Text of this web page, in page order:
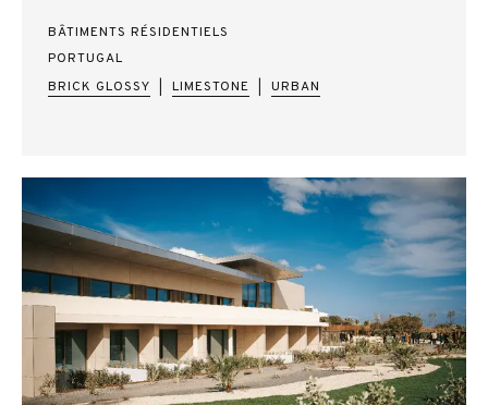
BÂTIMENTS RÉSIDENTIELS
PORTUGAL
BRICK GLOSSY
LIMESTONE URBAN